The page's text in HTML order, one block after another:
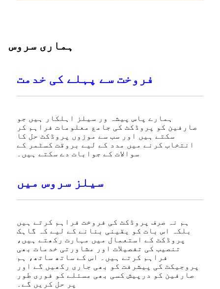
ہماری سروس
فروخت سے پہلے کی خدمت
ہمارے پاس پیشہ ور سیلز اہلکار ہیں جو
صارفین کو پروڈکٹ کی جامع معلومات فراہم کر
سکتے ہیں اور سب سے موزوں پروڈکٹ حل کا
انتخاب کرنے میں مدد کے لیے بروقت کسٹمر کے
سوالات کے جوابات دے سکتے ہیں۔
سیلز سروس میں
ہم نہ صرف پروڈکٹ کی فروخت فراہم کرتے ہیں
بلکہ اس بات کو یقینی بنانے کے لیے کہ گاہک
پروڈکٹ کے استعمال میں مہارت رکھتے ہیں،
تنصیب کی تفصیلات اور مشاورتی خدمات بھی
فراہم کرتے ہیں۔ اس کے ساتھ ساتھ، ہم
پروجیکٹ کی پیشرفت کو بھی جاری رکھیں گے اور
صارفین کو درپیش کسی بھی مسئلے کو فوری طور
پر حل کریں گے۔